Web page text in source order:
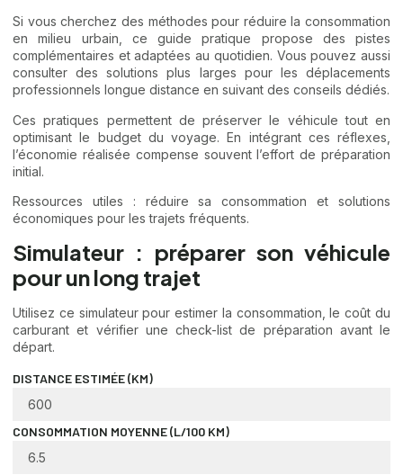
Si vous cherchez des méthodes pour réduire la consommation
en milieu urbain, ce guide pratique propose des pistes
complémentaires et adaptées au quotidien. Vous pouvez aussi
consulter des solutions plus larges pour les déplacements
professionnels longue distance en suivant des conseils dédiés.
Ces pratiques permettent de préserver le véhicule tout en
optimisant le budget du voyage. En intégrant ces réflexes,
l’économie réalisée compense souvent l’effort de préparation
initial.
Ressources utiles : réduire sa consommation etsolutions
économiques pour les trajets fréquents.
Simulateur : préparer son véhicule
pour un long trajet
Utilisez ce simulateur pour estimer la consommation, le coût du
carburant et vérifier une check-list de préparation avant le
départ.
DISTANCE ESTIMÉE (KM)
CONSOMMATION MOYENNE (L/100 KM)